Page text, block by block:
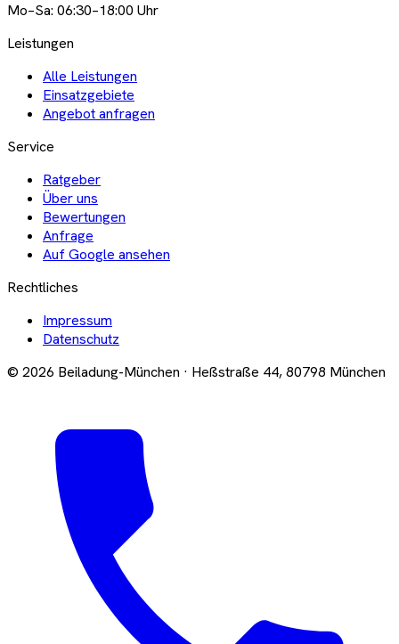
Mo–Sa: 06:30–18:00 Uhr
Leistungen
Alle Leistungen
Einsatzgebiete
Angebot anfragen
Service
Ratgeber
Über uns
Bewertungen
Anfrage
Auf Google ansehen
Rechtliches
Impressum
Datenschutz
© 2026 Beiladung-München · Heßstraße 44, 80798 München